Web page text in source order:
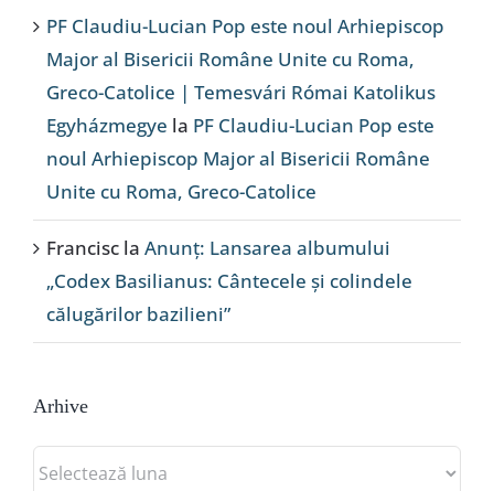
PF Claudiu-Lucian Pop este noul Arhiepiscop
Major al Bisericii Române Unite cu Roma,
Greco-Catolice | Temesvári Római Katolikus
Egyházmegye la PF Claudiu-Lucian Pop este
noul Arhiepiscop Major al Bisericii Române
Unite cu Roma, Greco-Catolice
Francisc la Anunț: Lansarea albumului
„Codex Basilianus: Cântecele și colindele
călugărilor bazilieni”
Arhive
Arhive